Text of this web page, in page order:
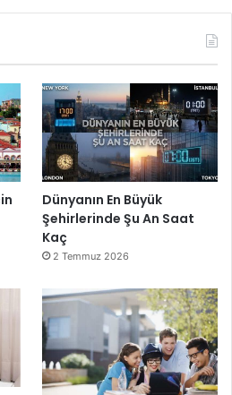
Dünyanın En Büyük
Şehirlerinde Şu An Saat
Kaç
2 Temmuz 2026